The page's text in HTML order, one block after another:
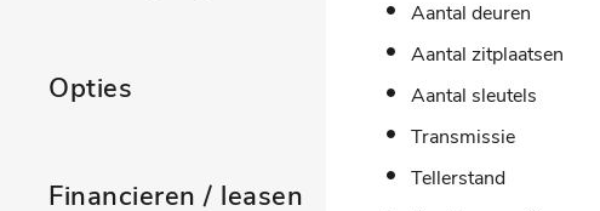
Opties
Financieren / leasen
Aantal deuren
Aantal zitplaatsen
Aantal sleutels
Transmissie
Tellerstand